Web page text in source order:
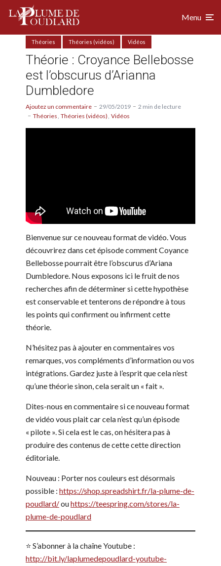
Menu
Théories Théories (vidéos) Vidéos
Théorie : Croyance Bellebosse
est l’obscurus d’Arianna
Dumbledore
Ajoutez un commentaire 29/05/2019
2 min de lecture
Théories Théories (vidéos) Vidéos
Bienvenue sur ce nouveau format de vidéo. Vous
découvrirez dans cet épisode comment Coyance
Bellebosse pourrait être l’obscurus d’Ariana
Dumbledore. Nous exposons ici le fruit de nos
recherches afin de déterminer si cette hypothèse
est conservable et tenterons de répondre à tous
les points qui confirment ou infirment cette
théorie.
N’hésitez pas à ajouter en commentaires vos
remarques, vos compléments d’information ou vos
intégrations. Gardez juste à l’esprit que cela n’est
qu’une théorie sinon, cela serait un « fait ».
Dites-nous en commentaire si ce nouveau format
de vidéo vous plait car cela n’est qu’un épisode
« pilote ». Si cela est le cas, on hésitera pas à
produire des contenus de cette cette direction
éditoriale.
Nouveau : Porter nos couleurs est désormais
possible : https://shop.spreadshirt.fr/la-plume-de-
poudlard/ouhttps://teespring.com/stores/la-
plume-de-poudlard
⭐️ S’abonner à la chaîne Youtube :
http://bit.ly/laplumedepoudlard-youtube-